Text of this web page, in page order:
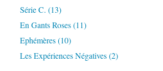
Série C. (13)
En Gants Roses(11)
Ephémères(10)
Les Expériences Négatives(2)